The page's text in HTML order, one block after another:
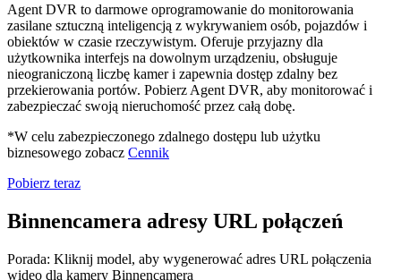
Agent DVR to darmowe oprogramowanie do monitorowania
zasilane sztuczną inteligencją z wykrywaniem osób, pojazdów i
obiektów w czasie rzeczywistym. Oferuje przyjazny dla
użytkownika interfejs na dowolnym urządzeniu, obsługuje
nieograniczoną liczbę kamer i zapewnia dostęp zdalny bez
przekierowania portów. Pobierz Agent DVR, aby monitorować i
zabezpieczać swoją nieruchomość przez całą dobę.
*W celu zabezpieczonego zdalnego dostępu lub użytku
biznesowego zobacz Cennik
Pobierz teraz
Binnencamera adresy URL połączeń
Porada: Kliknij model, aby wygenerować adres URL połączenia
wideo dla kamery Binnencamera